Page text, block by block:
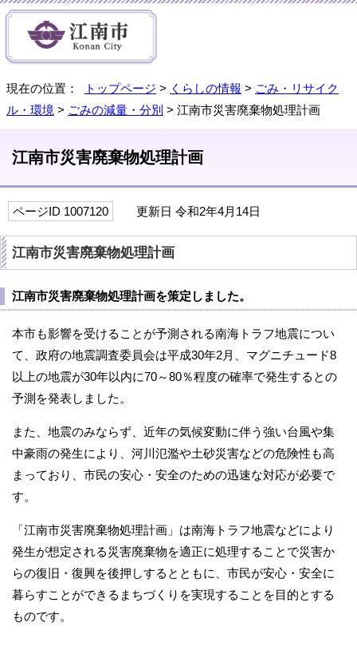
現在の位置： トップページ > くらしの情報 > ごみ・リサイク
ル・環境 > ごみの減量・分別 > 江南市災害廃棄物処理計画
江南市災害廃棄物処理計画
ページID 1007120 更新日 令和2年4月14日
江南市災害廃棄物処理計画
江南市災害廃棄物処理計画を策定しました。
本市も影響を受けることが予測される南海トラフ地震につい
て、政府の地震調査委員会は平成30年2月、マグニチュード8
以上の地震が30年以内に70～80％程度の確率で発生するとの
予測を発表しました。
また、地震のみならず、近年の気候変動に伴う強い台風や集
中豪雨の発生により、河川氾濫や土砂災害などの危険性も高
まっており、市民の安心・安全のための迅速な対応が必要で
す。
「江南市災害廃棄物処理計画」は南海トラフ地震などにより
発生が想定される災害廃棄物を適正に処理することで災害か
らの復旧・復興を後押しするとともに、市民が安心・安全に
暮らすことができるまちづくりを実現することを目的とする
ものです。